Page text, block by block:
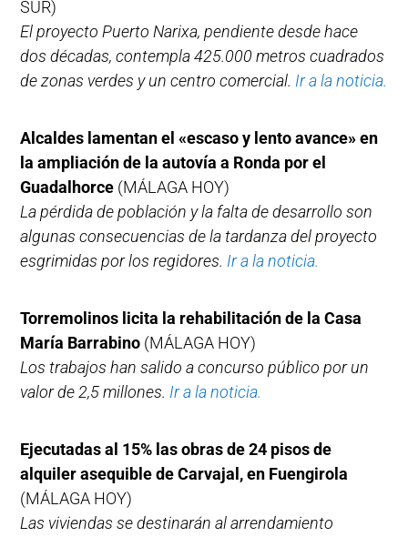
SUR)
El proyecto Puerto Narixa, pendiente desde hace
dos décadas, contempla 425.000 metros cuadrados
de zonas verdes y un centro comercial. Ir a la noticia.
Alcaldes lamentan el «escaso y lento avance» en
la ampliación de la autovía a Ronda por el
Guadalhorce (MÁLAGA HOY)
La pérdida de población y la falta de desarrollo son
algunas consecuencias de la tardanza del proyecto
esgrimidas por los regidores. Ir a la noticia.
Torremolinos licita la rehabilitación de la Casa
María Barrabino (MÁLAGA HOY)
Los trabajos han salido a concurso público por un
valor de 2,5 millones. Ir a la noticia.
Ejecutadas al 15% las obras de 24 pisos de
alquiler asequible de Carvajal, en Fuengirola
(MÁLAGA HOY)
Las viviendas se destinarán al arrendamiento